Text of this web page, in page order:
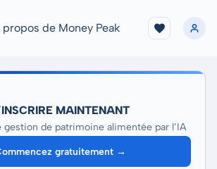
propos de Money Peak
MAINTENANT
gestion de patrimoine alimentée par l’IA
gratuitement →